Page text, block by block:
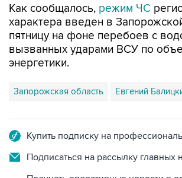
Как сообщалось, режим ЧС
характера введен в
пятницу на фоне перебоев с
вызванных ударами ВСУ по
энергетики.
Запорожская область Евгений
Купить подписку на
Подписаться на рассылку главных